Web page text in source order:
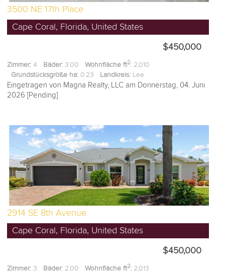
3500 NE 17th Place
Cape Coral, Florida, United States
$450,000
Zimmer: 4 Bäder: 3.00Wohnfläche ft2: 2,010
Grundstücksgröße ha: 0.23 Landkreis: Lee
Eingetragen von Magna Realty, LLC am Donnerstag, 04. Juni
2026 [Pending]
2914 SE 8th Avenue
Cape Coral, Florida, United States
$450,000
Zimmer: 3 Bäder: 2.00Wohnfläche ft2: 2,013